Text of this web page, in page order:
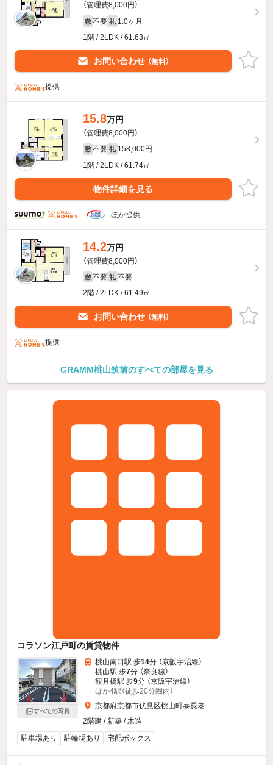
（管理費8,000円）
敷 不要 礼 1.0ヶ月
1階 / 2LDK / 61.63㎡
お問い合わせ （無料）
提供
15.8万円
（管理費8,000円）
敷 不要 礼 158,000円
1階 / 2LDK / 61.74㎡
物件詳細を見る
ほか提供
14.2万円
（管理費8,000円）
敷 不要 礼 不要
2階 / 2LDK / 61.49㎡
お問い合わせ （無料）
提供
GRAMM桃山筑前のすべての部屋を見る
コラソン江戸町の賃貸物件
すべての写真
桃山南口駅 歩14分 （京阪宇治線）
桃山駅 歩7分 （奈良線）
観月橋駅 歩9分 （京阪宇治線）
ほか4駅（徒歩20分圏内）
京都府京都市伏見区桃山町泰長老
2階建 / 新築 / 木造
駐車場あり
駐輪場あり 宅配ボックス